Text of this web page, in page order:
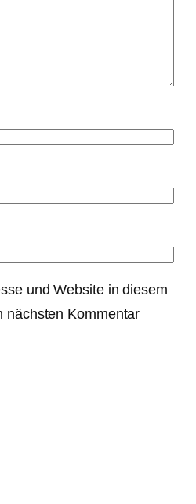
und Website in diesem
nächsten Kommentar